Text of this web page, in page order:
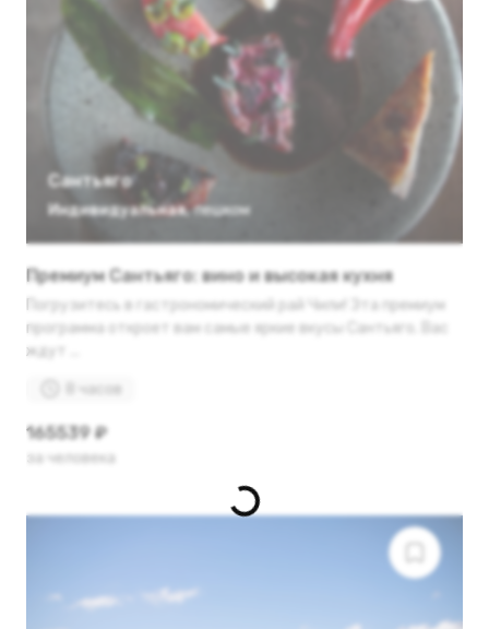
Сантьяго
Индивидуальная, пешком
Премиум Сантьяго: вино и высокая кухня
Погрузитесь в гастрономический рай Чили! Эта премиум
программа откроет вам самые яркие вкусы Сантьяго. Вас
ждут ...
8 часов
165539 ₽
за человека